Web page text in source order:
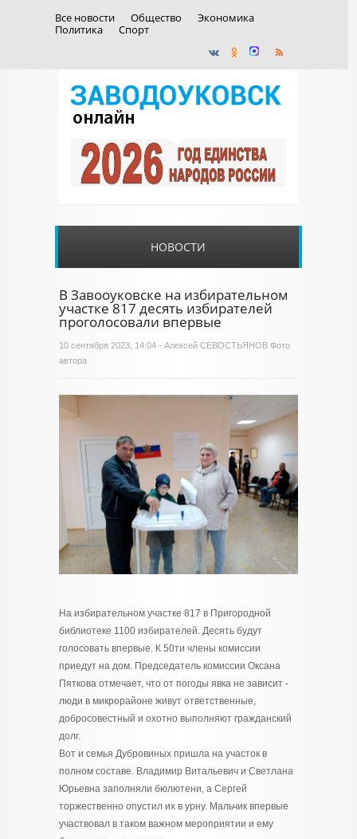
Все новости Общество
Экономика
Политика
Спорт
НОВОСТИ
В Завооуковске на избирательном
участке 817 десять избирателей
проголосовали впервые
10 сентября 2023, 14:04 - Алексей СЕВОСТЬЯНОВ Фото
автора
На избирательном участке 817 в Пригородной
библиотеке 1100 избирателей. Десять будут
голосовать впервые. К 50ти члены комиссии
приедут на дом. Председатель комиссии Оксана
Пяткова отмечает, что от погоды явка не зависит -
люди в микрорайоне живут ответственные,
добросовестный и охотно выполняют гражданский
долг.
Вот и семья Дубровиных пришла на участок в
полном составе. Владимир Витальевич и Светлана
Юрьевна заполняли бюлютени, а Сергей
торжественно опустил их в урну. Мальчик впервые
участвовал в таком важном мероприятии и ему